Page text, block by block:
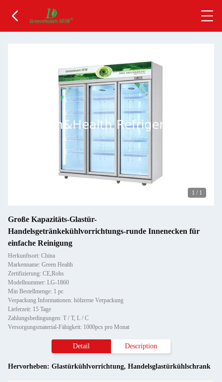
1 / 1
Große Kapazitäts-Glastür-
Handelsgetränkekühlvorrichtungs-runde Innenecken für
einfache Reinigung
Herkunftsort: China
Markenname: Green Health
Zertifizierung: CE,Rohs
Modellnummer: LG-1860
Min Bestellmenge: 1 pc
Verpackung Informationen: hölzerne Verpackung
Lieferzeit: 15 Tage
Zahlungsbedingungen: T / T, L / C
Versorgungsmaterial-Fähigkeit: 1000pcs pro Monat
Detail Description
Hervorheben: Glastürkühlvorrichtung, Handelsglastürkühlschrank